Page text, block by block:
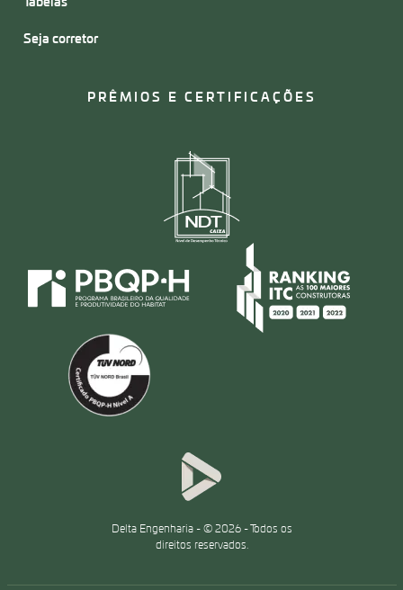
Seja corretor
Delta Engenharia - © 2026 - Todos os
direitos reservados.
PRÊMIOS E CERTIFICAÇÕES